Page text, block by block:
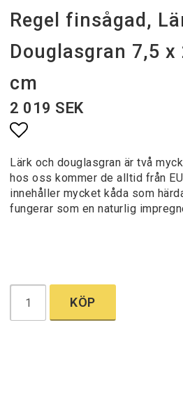
Regel finsågad,
Douglasgran 7,5 x
cm
2 019 SEK
Lägg till i
Lärk och douglasgran är två
hos oss kommer de alltid från
innehåller mycket kåda som
fungerar som en naturlig
KÖP